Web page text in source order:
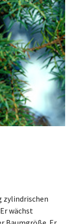
zylindrischen
wächst